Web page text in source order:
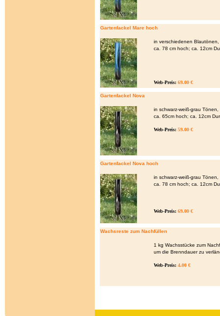
Gartenfackel Mare hoch
in verschiedenen
ca. 78 cm hoch; ca. 12cm
Web-Preis: 69.00 €
Gartenfackel Nova
in schwarz-weiß-grau
ca. 65cm hoch; ca. 12cm
Web-Preis: 59.00 €
Gartenfackel Nova hoch
in schwarz-weiß-grau
ca. 78 cm hoch; ca. 12cm
Web-Preis: 69.00 €
Wachsreste zum Nachfüllen
1 kg Wachsstücke zum
um die Brenndauer zu
Web-Preis: 4.00 €